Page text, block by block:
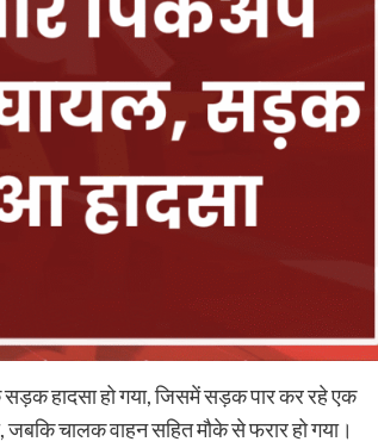
हादसा हो गया, जिसमें सड़क पार कर रहे एक
चालक वाहन सहित मौके से फरार हो गया।